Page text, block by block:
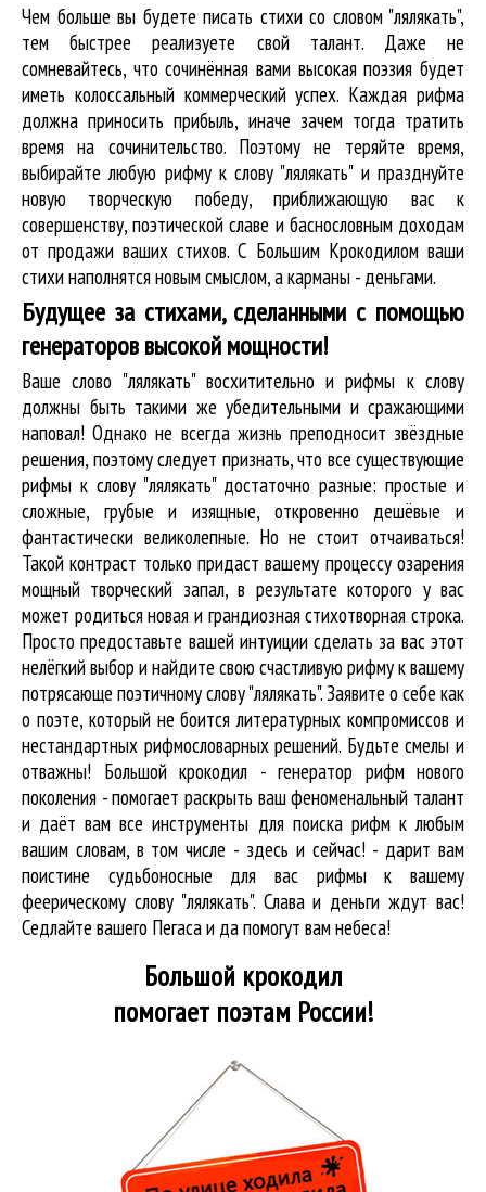
Чем больше вы будете писать стихи со словом "лялякать",
тем быстрее реализуете свой талант. Даже не
сомневайтесь, что сочинённая вами высокая поэзия будет
иметь колоссальный коммерческий успех. Каждая рифма
должна приносить прибыль, иначе зачем тогда тратить
время на сочинительство. Поэтому не теряйте время,
выбирайте любую рифму к слову "лялякать" и празднуйте
новую творческую победу, приближающую вас к
совершенству, поэтической славе и баснословным доходам
от продажи ваших стихов. С Большим Крокодилом ваши
стихи наполнятся новым смыслом, а карманы - деньгами.
Будущее за стихами, сделанными с помощью
генераторов высокой мощности!
Ваше слово "лялякать" восхитительно и рифмы к слову
должны быть такими же убедительными и сражающими
наповал! Однако не всегда жизнь преподносит звёздные
решения, поэтому следует признать, что все существующие
рифмы к слову "лялякать" достаточно разные: простые и
сложные, грубые и изящные, откровенно дешёвые и
фантастически великолепные. Но не стоит отчаиваться!
Такой контраст только придаст вашему процессу озарения
мощный творческий запал, в результате которого у вас
может родиться новая и грандиозная стихотворная строка.
Просто предоставьте вашей интуиции сделать за вас этот
нелёгкий выбор и найдите свою счастливую рифму к вашему
потрясающе поэтичному слову "лялякать". Заявите о себе как
о поэте, который не боится литературных компромиссов и
нестандартных рифмословарных решений. Будьте смелы и
отважны! Большой крокодил - генератор рифм нового
поколения - помогает раскрыть ваш феноменальный талант
и даёт вам все инструменты для поиска рифмк любым
вашим словам, в том числе - здесь и сейчас! - дарит вам
поистине судьбоносные для вас рифмы к вашему
феерическому слову "лялякать". Слава и деньги ждут вас!
Седлайте вашего Пегаса и да помогут вам небеса!
Большой крокодил
помогает поэтам России!